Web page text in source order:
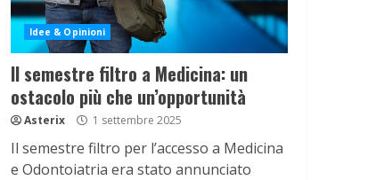
Idee & Opinioni
Il semestre filtro a Medicina: un
ostacolo più che un’opportunità
Asterix 1 settembre 2025
Il semestre filtro per l’accesso a Medicina
e Odontoiatria era stato annunciato